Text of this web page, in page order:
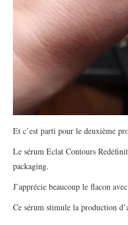
Et c’est parti pour le deuxième
Le sérum Eclat Contours
packaging.
J’apprécie beaucoup le flacon
Ce sérum stimule la production